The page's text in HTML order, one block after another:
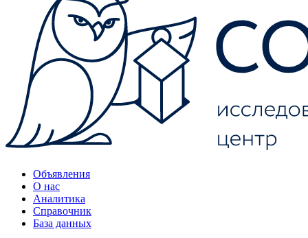
Объявления
О нас
Аналитика
Справочник
База данных